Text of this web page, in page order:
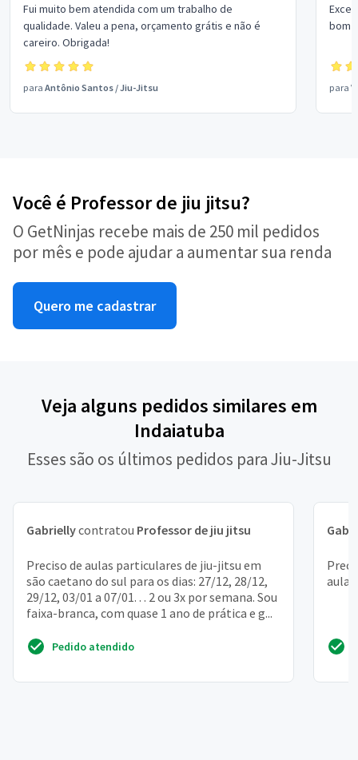
Fui muito bem atendida com um trabalho de
qualidade. Valeu a pena, orçamento grátis e não é
careiro. Obrigada!
para Antônio Santos /Jiu-Jitsu
bom
para
Você é Professor de jiu jitsu?
O GetNinjas recebe mais de 250 mil pedidos
por mês e pode ajudar a aumentar sua renda
Quero me cadastrar
Veja alguns pedidos similares em
Indaiatuba
Esses são os últimos pedidos para Jiu-Jitsu
Gabriellycontratou Professor de jiu jitsu
Preciso de aulas particulares de jiu-jitsu em
são caetano do sul para os dias: 27/12, 28/12,
29/12, 03/01 a 07/01. . . 2 ou 3x por semana. Sou
faixa-branca, com quase 1 ano de prática e g...
Pedido atendido